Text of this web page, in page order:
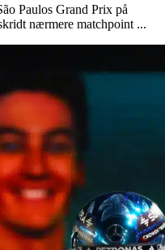
Paulos Grand Prix på
nærmere matchpoint ...